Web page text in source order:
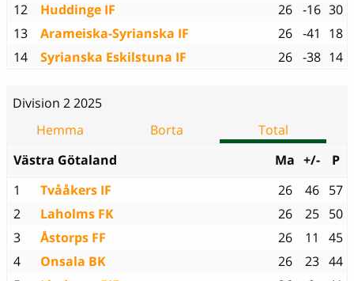
12
Huddinge IF 26 -16 30
13
Arameiska-Syrianska IF 26 -41
18
14
Syrianska Eskilstuna IF 26 -38 14
Division 2 2025
Hemma
Borta
Total
Västra Götaland
Ma +/-
P
1
Tvååkers IF 26 46
57
2
Laholms FK 26 25
50
3
Åstorps FF 26 11
45
4
Onsala BK 26 23 44